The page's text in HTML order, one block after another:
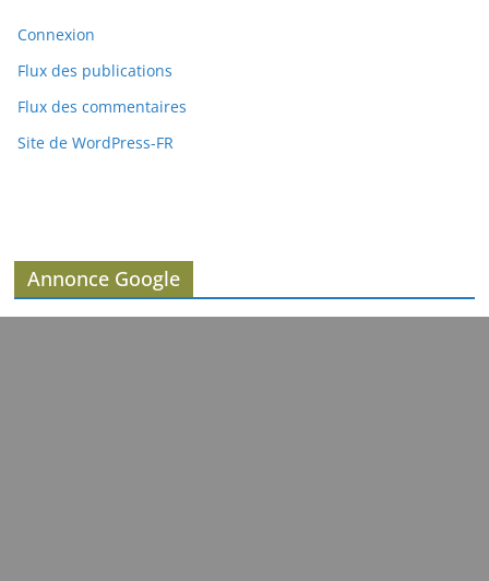
Connexion
Flux des publications
Flux des commentaires
Site de WordPress-FR
Annonce Google